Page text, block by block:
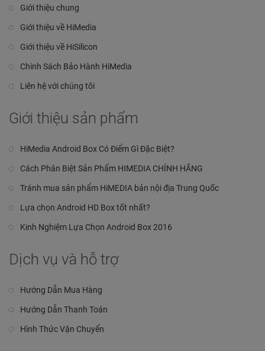
Giới thiệu chung
Giới thiệu về HiMedia
Giới thiệu về HiSilicon
Chinh Sách Bảo Hành HiMedia
Liên hệ với chúng tôi
Giới thiệu sản phẩm
HiMedia Android Box Có Điểm Gì Đặc Biệt?
Cách Phân Biệt Sản Phẩm HIMEDIA CHÍNH HÃNG
Tránh mua sản phẩm HiMEDIA bản nội địa Trung Quốc
Lựa chọn Android HD Box tốt nhất?
Kinh Nghiệm Lựa Chọn Android Box 2016
Dịch vụ và hỗ trợ
Hướng Dẫn Mua Hàng
Hướng Dẫn Thanh Toán
Hình Thức Vận Chuyển